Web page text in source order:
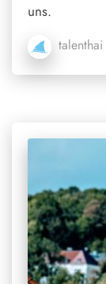
uns.
talenthai